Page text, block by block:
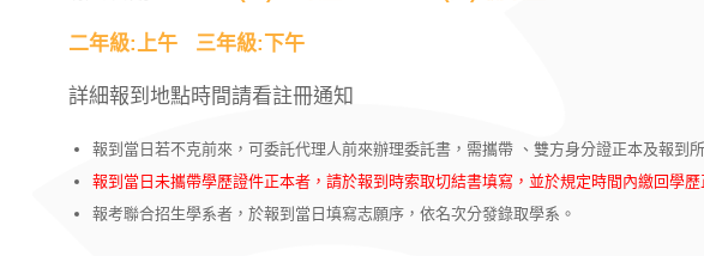
二年級:上午 三年級:下午
詳細報到地點時間請看註冊通知
報到當日若不克前來，可委託代理人前來辦理委託書，需攜帶 、雙方身分證正本及報到
報到當日未攜帶學歷證件正本者，請於報到時索取切結書填寫，並於規定時間內繳回學歷
報考聯合招生學系者，於報到當日填寫志願序，依名次分發錄取學系。